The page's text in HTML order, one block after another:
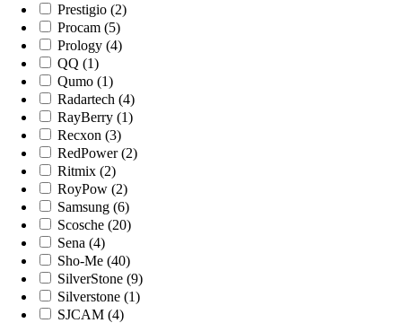
Prestigio (2)
Procam (5)
Prology (4)
QQ (1)
Qumo (1)
Radartech (4)
RayBerry (1)
Recxon (3)
RedPower (2)
Ritmix (2)
RoyPow (2)
Samsung (6)
Scosche (20)
Sena (4)
Sho-Me (40)
SilverStone (9)
Silverstone (1)
SJCAM (4)